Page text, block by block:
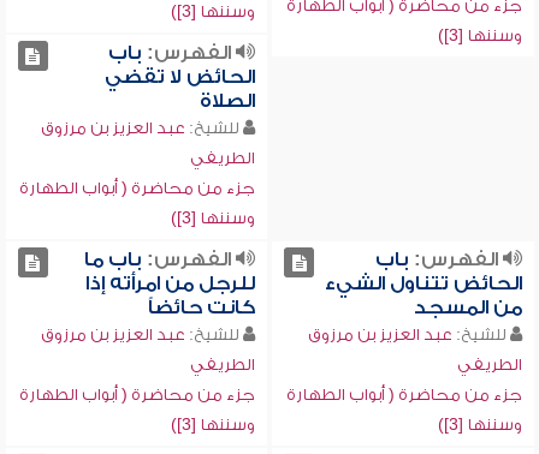
جزء من محاضرة ( أبواب الطهارة
وسننها [3])
وسننها [3])
الفهرس: باب
الحائض لا تقضي
الصلاة
للشيخ: عبد العزيز بن مرزوق
الطريفي
جزء من محاضرة ( أبواب الطهارة
وسننها [3])
الفهرس: باب
الحائض تتناول الشيء
من المسجد
للشيخ: عبد العزيز بن مرزوق
الطريفي
جزء من محاضرة ( أبواب الطهارة
وسننها [3])
الفهرس: باب ما
للرجل من امرأته إذا
كانت حائضاً
للشيخ: عبد العزيز بن مرزوق
الطريفي
جزء من محاضرة ( أبواب الطهارة
وسننها [3])